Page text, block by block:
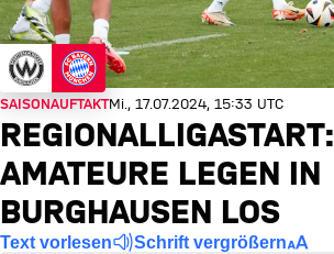
SAISONAUFTAKTMi., 17.07.2024, 15:33 UTC
REGIONALLIGASTART:
AMATEURE LEGEN IN
BURGHAUSEN LOS
Text vorlesen Schrift vergrößern